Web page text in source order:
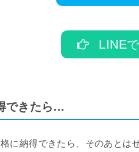
LINE
できたら…
に納得できたら、そのあとは